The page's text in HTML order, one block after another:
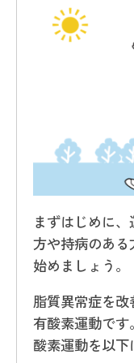
まずはじめに
方や持病のある
始めましょう。
脂質異常症を
有酸素運動で
酸素運動を以下